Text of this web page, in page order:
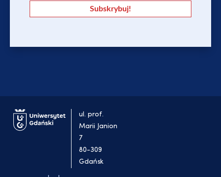
ul. prof.
Marii Janion
7
80-309
Gdańsk